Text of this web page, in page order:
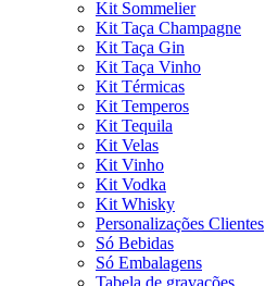
Kit Sommelier
Kit Taça Champagne
Kit Taça Gin
Kit Taça Vinho
Kit Térmicas
Kit Temperos
Kit Tequila
Kit Velas
Kit Vinho
Kit Vodka
Kit Whisky
Personalizações Clientes
Só Bebidas
Só Embalagens